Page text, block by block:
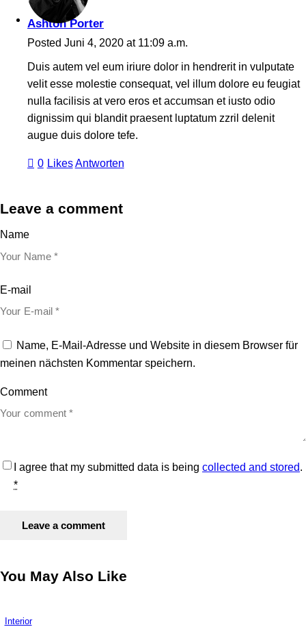
Ashton Porter
Posted Juni 4, 2020 at 11:09 a.m.
Duis autem vel eum iriure dolor in hendrerit in vulputate
velit esse molestie consequat, vel illum dolore eu feugiat
nulla facilisis at vero eros et accumsan et iusto odio
dignissim qui blandit praesent luptatum zzril delenit
augue duis dolore tefe.
0 Likes Antworten
Leave a comment
Name
E-mail
Name, E-Mail-Adresse und Website in diesem Browser für
meinen nächsten Kommentar speichern.
Comment
I agree that my submitted data is being collected and stored.
*
You May Also Like
Interior